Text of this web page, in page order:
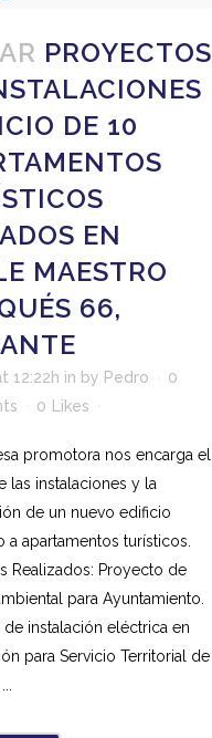
PROYECTOS
DE 10
EN
MAESTRO
66,
12:22h in by Pedro
0
0 Likes
promotora nos encarga el
las instalaciones y la
de un nuevo edificio
a apartamentos turísticos.
Realizados: Proyecto de
para Ayuntamiento.
de instalación eléctrica en
para Servicio Territorial de